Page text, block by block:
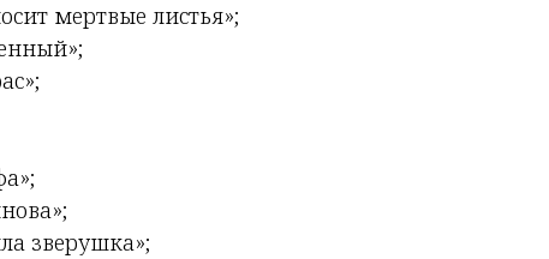
мертвые листья»;
зверушка»;